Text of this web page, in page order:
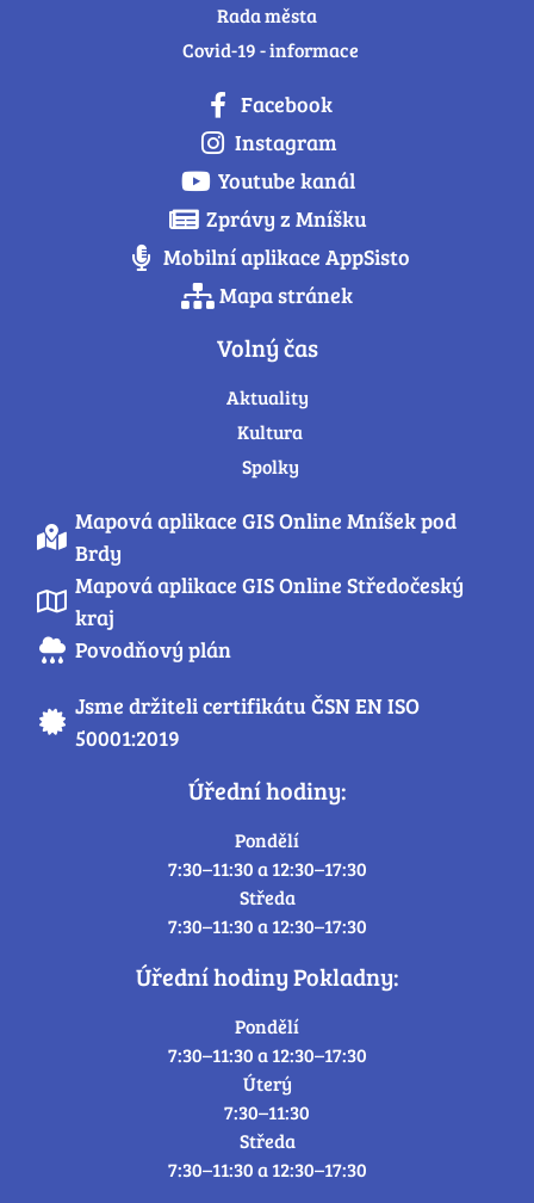
Rada města
Covid-19 - informace
Facebook
Instagram
Youtube kanál
Zprávy z Mníšku
Mobilní aplikace AppSisto
Mapa stránek
Volný čas
Aktuality
Kultura
Spolky
Mapová aplikace GIS Online Mníšek pod
Brdy
Mapová aplikace GIS Online Středočeský
kraj
Povodňový plán
Jsme držiteli certifikátu ČSN EN ISO
50001:2019
Úřední hodiny:
Pondělí
7:30–11:30 a 12:30–17:30
Středa
7:30–11:30 a 12:30–17:30
Úřední hodiny Pokladny:
Pondělí
7:30–11:30 a 12:30–17:30
Úterý
7:30–11:30
Středa
7:30–11:30 a 12:30–17:30